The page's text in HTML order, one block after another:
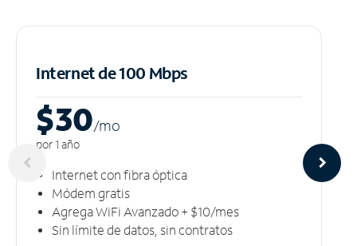
Internet de 100 Mbps
$30/mo
por 1 año
Internet con fibra óptica
Módem gratis
Agrega WiFi Avanzado + $10/mes
Sin límite de datos, sin contratos